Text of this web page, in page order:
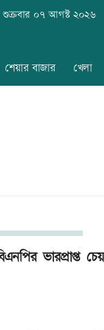
শুক্রবার ০৭ আগস্ট ২০২৬
শেয়ার বাজার খেলা
ভারপ্রাপ্ত